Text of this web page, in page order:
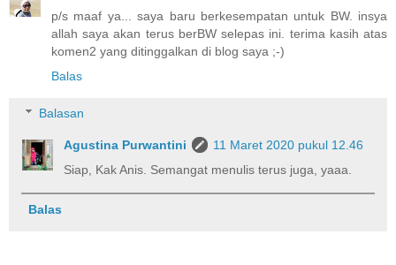
p/s maaf ya... saya baru berkesempatan untuk BW. insya
allah saya akan terus berBW selepas ini. terima kasih atas
komen2 yang ditinggalkan di blog saya ;-)
Balas
Balasan
Agustina Purwantini
11 Maret 2020 pukul 12.46
Siap, Kak Anis. Semangat menulis terus juga, yaaa.
Balas